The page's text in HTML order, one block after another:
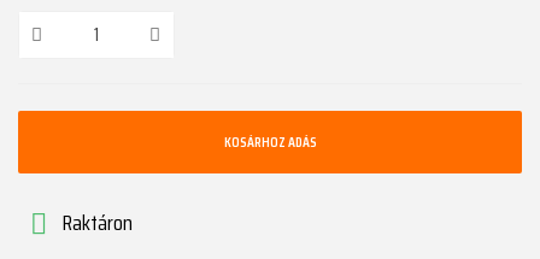
KOSÁRHOZ ADÁS
 Raktáron